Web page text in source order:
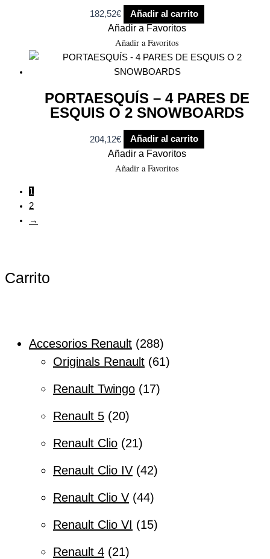
182,52€ Añadir al carrito
Añadir a Favoritos
Añadir a Favoritos
PORTAESQUÍS – 4 PARES DE
ESQUIS O 2 SNOWBOARDS
204,12€ Añadir al carrito
Añadir a Favoritos
Añadir a Favoritos
1
2
→
Carrito
Accesorios Renault
288
Originals Renault
61
Renault Twingo 17
Renault 5 20
Renault Clio 21
Renault Clio IV 42
Renault Clio V 44
Renault Clio VI 15
Renault 4 21